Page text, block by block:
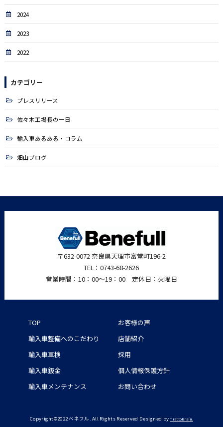
2024
2023
2022
カテゴリー
プレスリリース
佐々木工場長の一日
輸入車あるある・コラム
畑山ブログ
〒632-0072 奈良県天理市富堂町196-2
TEL：0743-68-2626
営業時間：10：00〜19：00 定休日：火曜日
TOP
輸入車整備へのこだわり
輸入車車検
輸入車鈑金
輸入車メンテナンス
お客様の声
店舗紹介
採用
個人情報保護方針
お問い合わせ
Copyright©2022 ベネフル. All Rights Reserved Designed byTrattoBrain.